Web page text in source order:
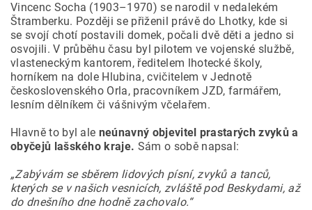
Vincenc Socha (1903–1970) se narodil v nedalekém
Štramberku. Později se přiženil právě do Lhotky, kde si
se svojí chotí postavili domek, počali dvě děti a jedno si
osvojili. V průběhu času byl pilotem ve vojenské službě,
vlasteneckým kantorem, ředitelem lhotecké školy,
horníkem na dole Hlubina, cvičitelem v Jednotě
československého Orla, pracovníkem JZD, farmářem,
lesním dělníkem či vášnivým včelařem.
Hlavně to byl ale neúnavný objevitel prastarých zvyků a
obyčejů lašského kraje. Sám o sobě napsal:
„Zabývám se sběrem lidových písní, zvyků a tanců,
kterých se v našich vesnicích, zvláště pod Beskydami, až
do dnešního dne hodně zachovalo.“